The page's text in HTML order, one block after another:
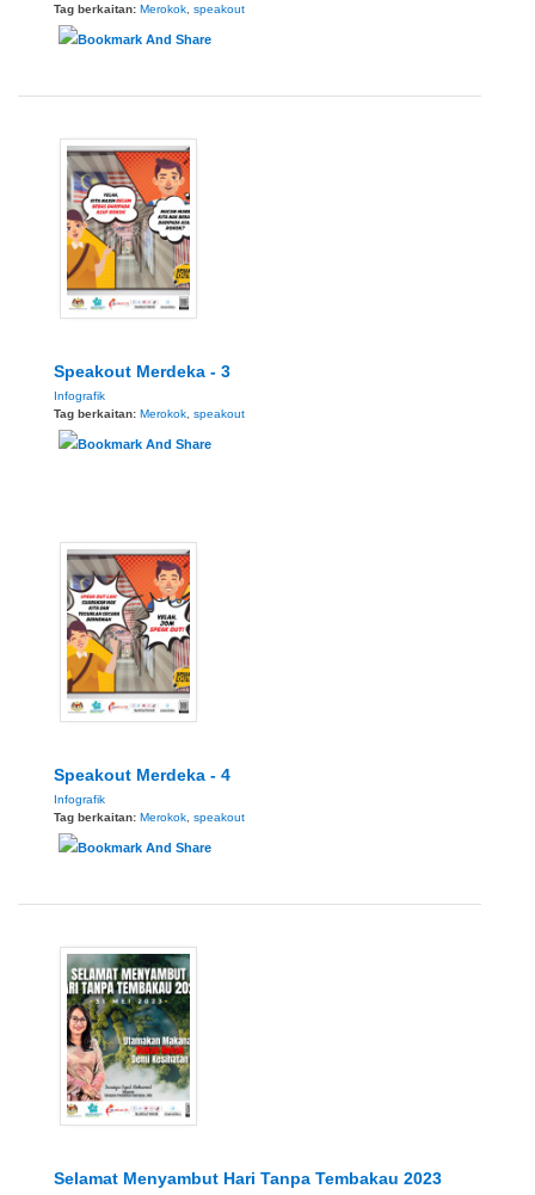
Tag berkaitan: Merokok speakout
Speakout Merdeka - 3
Infografik
Tag berkaitan: Merokok speakout
Speakout Merdeka - 4
Infografik
Tag berkaitan: Merokok speakout
Selamat Menyambut Hari Tanpa Tembakau 2023